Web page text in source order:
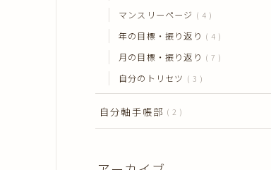
マンスリーページ 4
年の目標・振り返り 4
月の目標・振り返り 7
自分のトリセツ 3
自分軸手帳部 2